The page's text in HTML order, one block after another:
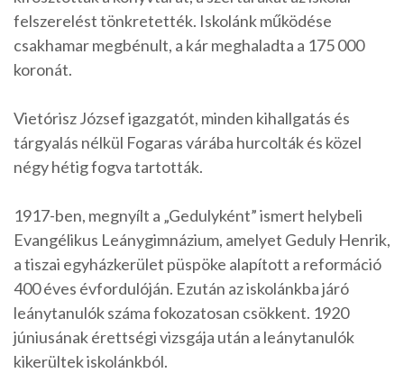
felszerelést tönkretették. Iskolánk működése
csakhamar megbénult, a kár meghaladta a 175 000
koronát.
Vietórisz József igazgatót, minden kihallgatás és
tárgyalás nélkül Fogaras várába hurcolták és közel
négy hétig fogva tartották.
1917-ben, megnyílt a „Gedulyként” ismert helybeli
Evangélikus Leánygimnázium, amelyet Geduly Henrik,
a tiszai egyházkerület püspöke alapított a reformáció
400 éves évfordulóján. Ezután az iskolánkba járó
leánytanulók száma fokozatosan csökkent. 1920
júniusának érettségi vizsgája után a leánytanulók
kikerültek iskolánkból.